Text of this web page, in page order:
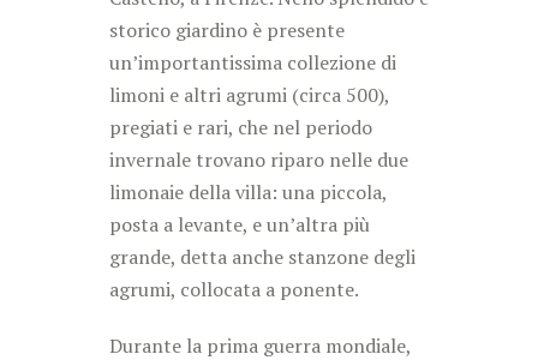
storico giardino è presente
un’importantissima collezione di
limoni e altri agrumi (circa 500),
pregiati e rari, che nel periodo
invernale trovano riparo nelle due
limonaie della villa: una piccola,
posta a levante, e un’altra più
grande, detta anche stanzone degli
agrumi, collocata a ponente.
Durante la prima guerra mondiale,